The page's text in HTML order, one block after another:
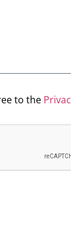
to the